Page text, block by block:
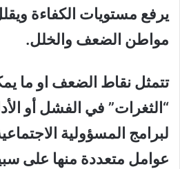
يرفع مستويات الكفاءة
مواطن الضعف والخلل.
تتمثل نقاط الضعف او ما
“الثغرات” في الفشل أو
لبرامج المسؤولية
عوامل متعددة منها على